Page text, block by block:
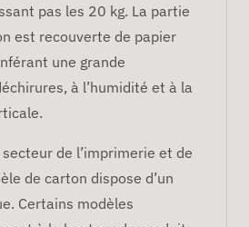
pas les 20 kg. La partie
est recouverte de papier
une grande
à l’humidité et à la
de l’imprimerie et de
de carton dispose d’un
Certains modèles